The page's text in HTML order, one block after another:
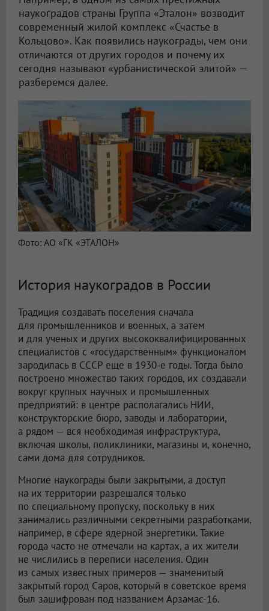
наукоградов страны Группа «Эталон» возводит
современный жилой комплекс «Счастье в
Кольцово». Как появились наукограды, чем они
отличаются от других городов и почему их
сегодня называют «урбанистической элитой» —
разберемся далее.
Фото: АО «ГК «ЭТАЛОН»
История наукоградов в России
Традиция создавать поселения сначала
для промышленников и военных, а затем
и для ученых и других высококвалифицированных
специалистов с «государственным» функционалом
зародилась в СССР еще в 1930-е годы. Тогда было
построено множество таких городов, их создавали
вокруг крупных научных и промышленных
предприятий: в центре располагались НИИ,
конструкторские бюро, заводы и лаборатории,
а рядом — вся необходимая инфраструктура,
включая школы, поликлиники, магазины и, конечно,
сами дома для сотрудников.
Многие наукограды были закрытыми, а доступ
на их территории разрешался только
по специальному пропуску, поскольку в них
занимались различными секретными разработками,
например, в сфере ядерной энергетики. Такие
города часто не отмечали на картах, а их жители
не числились в переписи населения. Один
из самых известных примеров — знаменитый
закрытый город Саров, который в советское время
был зашифрован под названием Арзамас-16.